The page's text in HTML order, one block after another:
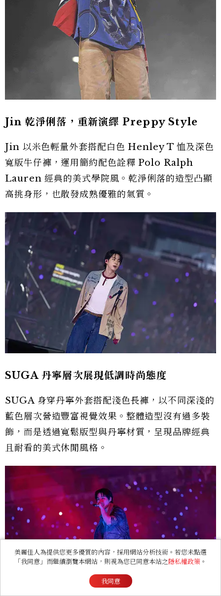
Jin 乾淨俐落，重新演繹 Preppy Style
Jin 以米色輕量外套搭配白色 Henley T 恤及深色
寬版牛仔褲，運用簡約配色詮釋 Polo Ralph
Lauren 經典的美式學院風。乾淨俐落的造型凸顯
高挑身形，也散發成熟優雅的氣質。
SUGA 丹寧層次展現低調時尚態度
SUGA 身穿丹寧外套搭配淺色長褲，以不同深淺的
藍色層次營造豐富視覺效果。整體造型沒有過多裝
飾，而是透過寬鬆版型與丹寧材質，呈現品牌經典
且耐看的美式休閒風格。
美麗佳人為提供您更多優質的內容，採用網站分析技術。若您未點選
「我同意」而繼續瀏覽本網站，則視為您已同意本站之隱私權政策 。
我同意